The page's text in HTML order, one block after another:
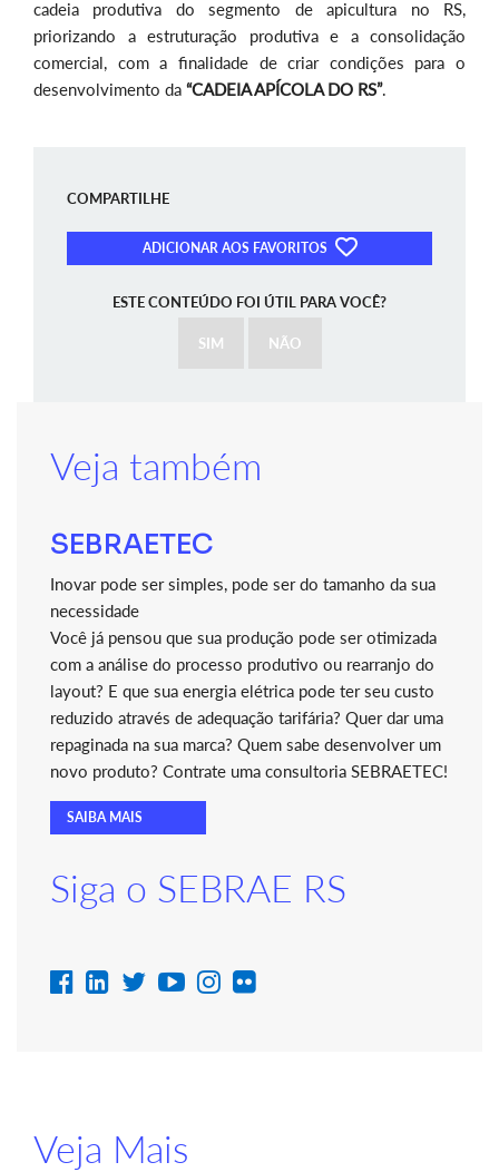
cadeia produtiva do segmento de apicultura no RS,
priorizando a estruturação produtiva e a consolidação
comercial, com a finalidade de criar condições para o
desenvolvimento da “CADEIA APÍCOLA DO RS”.
COMPARTILHE
ADICIONAR AOS FAVORITOS
ESTE CONTEÚDO FOI ÚTIL PARA VOCÊ?
SIM NÃO
Veja também
SEBRAETEC
Inovar pode ser simples, pode ser do tamanho da sua
necessidade
Você já pensou que sua produção pode ser otimizada
com a análise do processo produtivo ou rearranjo do
layout? E que sua energia elétrica pode ter seu custo
reduzido através de adequação tarifária? Quer dar uma
repaginada na sua marca? Quem sabe desenvolver um
novo produto? Contrate uma consultoria SEBRAETEC!
SAIBA MAIS
Siga o SEBRAE RS
Veja Mais